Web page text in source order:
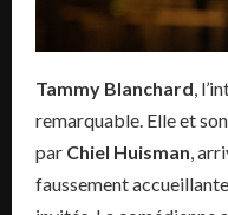
Tammy Blanchard,
remarquable. Elle et
par Chiel Huisman,
faussement